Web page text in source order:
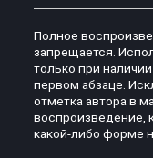
Полное
запрещается.
только при
первом абзаце.
отметка автора в
воспроизведение,
какой-либо форме